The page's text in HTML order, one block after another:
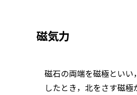
磁気力
磁石の両端を磁極とい
したとき，北をさす磁